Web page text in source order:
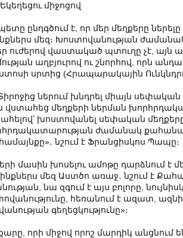
միջոցով
ընդգծում է, որ մեր մեղքերը
մեզ։ Խոստովանության
ուժերով վաստակած պտուղը չէ, այն
աղբյուրով ու շնորհով, որն
սրտից (Հրապարակային
ներում խնդրել միայն
վստահեց մեղքերի ներման
խոստովանել սեփական
ժամանակ քահանան
նշում է Ֆրանցիսկոս Պապը։
մասին խոսելու ամոթը դարձնում է
մեզ Աստծո առաջ․ նշում է
նա զգում է այս բոլորը,
հեռանում է ազատ,
գեղեցկությունը»։
որի միջով որոշ մարդիկ անցնում են